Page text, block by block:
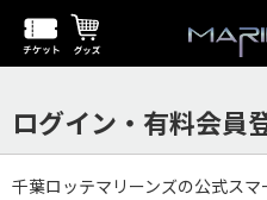
ログイン・有料会員
千葉ロッテマリーンズの公式スマ